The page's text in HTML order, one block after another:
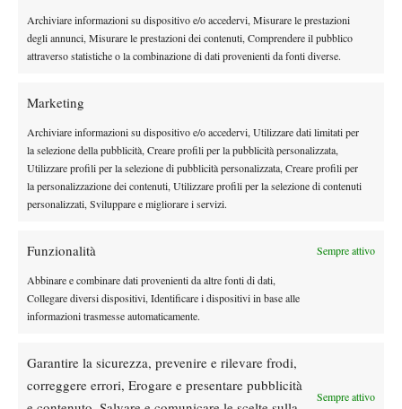
Archiviare informazioni su dispositivo e/o accedervi, Misurare le prestazioni
degli annunci, Misurare le prestazioni dei contenuti, Comprendere il pubblico
attraverso statistiche o la combinazione di dati provenienti da fonti diverse.
Marketing
Archiviare informazioni su dispositivo e/o accedervi, Utilizzare dati limitati per
la selezione della pubblicità, Creare profili per la pubblicità personalizzata,
Utilizzare profili per la selezione di pubblicità personalizzata, Creare profili per
la personalizzazione dei contenuti, Utilizzare profili per la selezione di contenuti
personalizzati, Sviluppare e migliorare i servizi.
Funzionalità Sempre attivo
Abbinare e combinare dati provenienti da altre fonti di dati,
Collegare diversi dispositivi, Identificare i dispositivi in base alle
informazioni trasmesse automaticamente.
Garantire la sicurezza, prevenire e rilevare frodi,
correggere errori, Erogare e presentare pubblicità
Sempre attivo
a seguire – (22) Davidovich Fokina vs Fucsovics
COURT 18
a seguire – Bartunkova vs Krejcikov.
Masters 1000 Montreal 2026:
Bolelli/Vavassori fuori al primo turno
Masters 1000 Cincinnati 2026: forfait di
Quinn, Sonego entra nel tabellone